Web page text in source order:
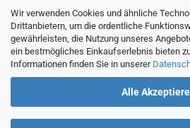
Wir verwenden Cookies und ähnliche
Drittanbietern, um die ordentliche
gewährleisten, die Nutzung unseres
ein bestmögliches Einkaufserlebnis bieten
Informationen finden Sie in unserer
Alle
MOTORRAD-ANKAUF
Sie möchte Ihr altes Motorrad oder Ihre
auch gebrauchte Motorräder und
Sie uns doch unverbindlich das was Sie
bemühen uns dann eine sowohl für Sie als
mit angemessenem Preis zu finden.